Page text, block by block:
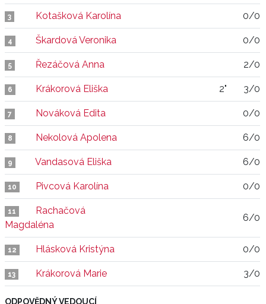
3 Kotašková Karolína 0/0
4 Škardová Veronika 0/0
5 Řezáčová Anna 2/0
6 Krákorová Eliška 2" 3/0
7 Nováková Edita 0/0
8 Nekolová Apolena 6/0
9 Vandasová Eliška 6/0
10 Pivcová Karolína 0/0
11
Rachačová
Magdaléna
6/0
12 Hlásková Kristýna 0/0
13 Krákorová Marie 3/0
ODPOVĚDNÝ VEDOUCÍ